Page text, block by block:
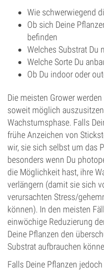
Wie schwerwiegend
Ob sich Deine
befinden
Welches Substrat Du
Welche Sorte Du
Ob Du indoor oder
Die meisten Grower
soweit möglich
Wachstumsphase. Falls
frühe Anzeichen von
wir, sie sich selbst um das
besonders wenn Du
die Möglichkeit hast, ihre
verlängern (damit sie sich
verursachten Stress/
können). In den meisten
einwöchige Reduzierung
Deine Pflanzen den
Substrat aufbrauchen
Falls Deine Pflanzen